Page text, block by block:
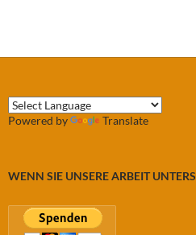
Powered by Translate
WENN SIE UNSERE ARBEIT